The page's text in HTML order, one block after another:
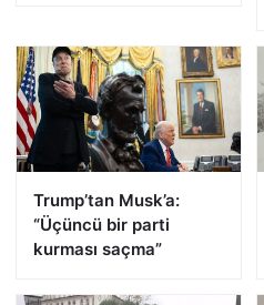
Trump’tan Musk’a:
“Üçüncü bir parti
kurması saçma”